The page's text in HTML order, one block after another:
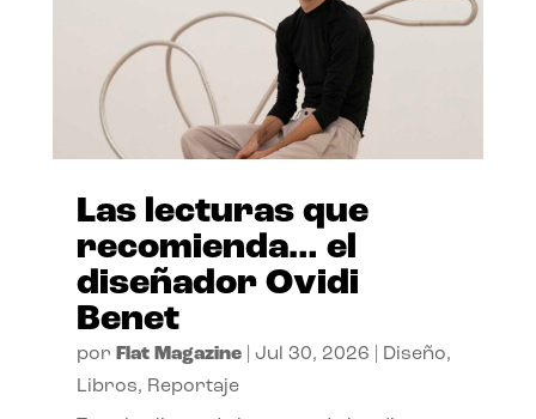
Las lecturas que
recomienda… el
diseñador Ovidi
Benet
por Flat Magazine| Jul 30, 2026 Diseño,
Libros, Reportaje